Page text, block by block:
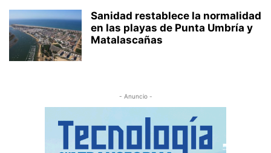
Sanidad restablece la normalidad
en las playas de Punta Umbría y
Matalascañas
- Anuncio -